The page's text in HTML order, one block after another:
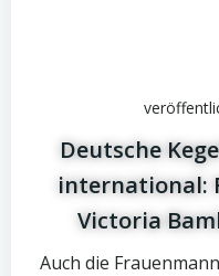
Deutsche
international:
Victoria
Auch die